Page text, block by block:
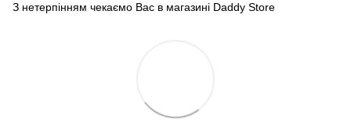
З нетерпінням чекаємо Вас в магазині Daddy Store